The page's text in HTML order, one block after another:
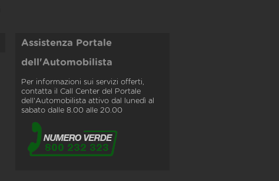
Assistenza Portale
dell'Automobilista
Per informazioni sui servizi offerti,
contatta il Call Center del Portale
dell'Automobilista attivo dal lunedì al
sabato dalle 8.00 alle 20.00